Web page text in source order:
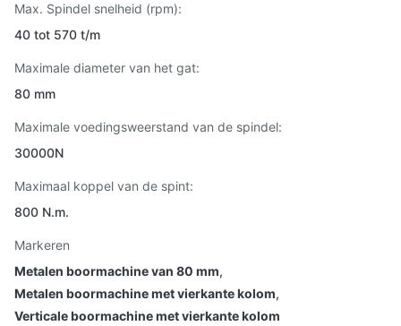
Max. Spindel snelheid (rpm):
40 tot 570 t/m
Maximale diameter van het gat:
80 mm
Maximale voedingsweerstand van de spindel:
30000N
Maximaal koppel van de spint:
800 N.m.
Markeren
Metalen boormachine van 80 mm,
Metalen boormachine met vierkante kolom,
Verticale boormachine met vierkante kolom